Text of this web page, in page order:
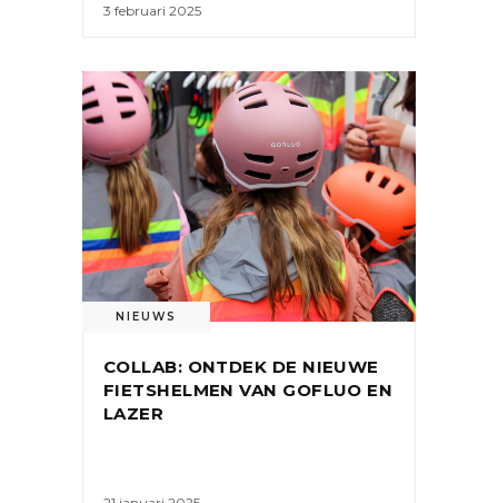
3 februari 2025
NIEUWS
COLLAB: ONTDEK DE NIEUWE
FIETSHELMEN VAN GOFLUO EN
LAZER